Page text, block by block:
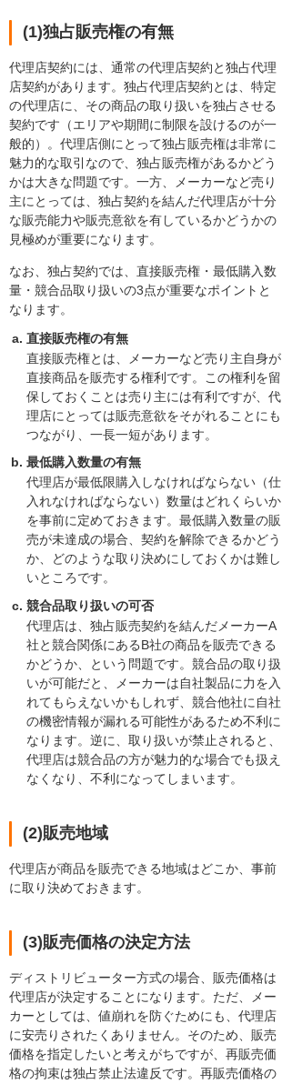
(1)独占販売権の有無
代理店契約には、通常の代理店契約と独占代理
店契約があります。独占代理店契約とは、特定
の代理店に、その商品の取り扱いを独占させる
契約です（エリアや期間に制限を設けるのが一
般的）。代理店側にとって独占販売権は非常に
魅力的な取引なので、独占販売権があるかどう
かは大きな問題です。一方、メーカーなど売り
主にとっては、独占契約を結んだ代理店が十分
な販売能力や販売意欲を有しているかどうかの
見極めが重要になります。
なお、独占契約では、直接販売権・最低購入数
量・競合品取り扱いの3点が重要なポイントと
なります。
直接販売権の有無
直接販売権とは、メーカーなど売り主自身が
直接商品を販売する権利です。この権利を留
保しておくことは売り主には有利ですが、代
理店にとっては販売意欲をそがれることにも
つながり、一長一短があります。
最低購入数量の有無
代理店が最低限購入しなければならない（仕
入れなければならない）数量はどれくらいか
を事前に定めておきます。最低購入数量の販
売が未達成の場合、契約を解除できるかどう
か、どのような取り決めにしておくかは難し
いところです。
競合品取り扱いの可否
代理店は、独占販売契約を結んだメーカーA
社と競合関係にあるB社の商品を販売できる
かどうか、という問題です。競合品の取り扱
いが可能だと、メーカーは自社製品に力を入
れてもらえないかもしれず、競合他社に自社
の機密情報が漏れる可能性があるため不利に
なります。逆に、取り扱いが禁止されると、
代理店は競合品の方が魅力的な場合でも扱え
なくなり、不利になってしまいます。
(2)販売地域
代理店が商品を販売できる地域はどこか、事前
に取り決めておきます。
(3)販売価格の決定方法
ディストリビューター方式の場合、販売価格は
代理店が決定することになります。ただ、メー
カーとしては、値崩れを防ぐためにも、代理店
に安売りされたくありません。そのため、販売
価格を指定したいと考えがちですが、再販売価
格の拘束は独占禁止法違反です。再販売価格の